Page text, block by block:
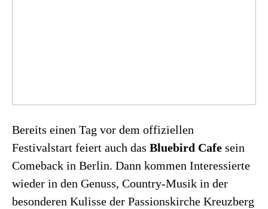
Bereits einen Tag vor dem offiziellen
Festivalstart feiert auch das Bluebird Cafe sein
Comeback in Berlin. Dann kommen Interessierte
wieder in den Genuss, Country-Musik in der
besonderen Kulisse der Passionskirche Kreuzberg